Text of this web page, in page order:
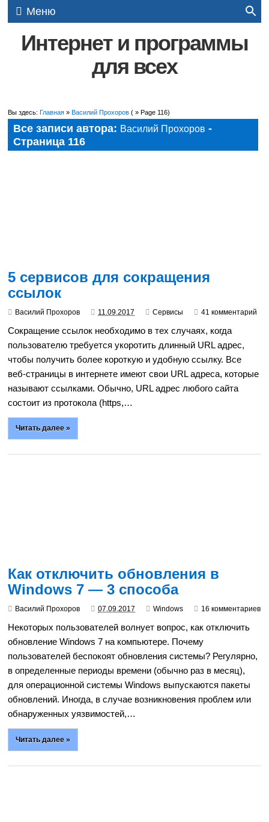
Меню
Интернет и программы
для всех
Вы здесь: Главная » Василий Прохоров ( » Page 116)
Все записи автора: Василий Прохоров -
Страница 116
5 сервисов для сокращения
ссылок
Василий Прохоров 11.09.2017 Сервисы 41 комментарий
Сокращение ссылок необходимо в тех случаях, когда
пользователю требуется укоротить длинный URL адрес,
чтобы получить более короткую и удобную ссылку. Все
веб-страницы в интернете имеют свои URL адреса, которые
называют ссылками. Обычно, URL адрес любого сайта
состоит из протокола (https,…
Читать далее »
Как отключить обновления в
Windows 7 — 3 способа
Василий Прохоров 07.09.2017 Windows 16 комментариев
Некоторых пользователей волнует вопрос, как отключить
обновление Windows 7 на компьютере. Почему
пользователей беспокоят обновления системы? Регулярно,
в определенные периоды времени (обычно раз в месяц),
для операционной системы Windows выпускаются пакеты
обновлений. Иногда, в случае возникновения проблем или
обнаруженных уязвимостей,…
Читать далее »